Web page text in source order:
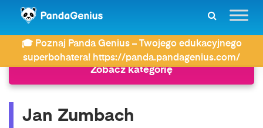
🎓 Poznaj Panda Genius – Twojego edukacyjnego
superbohatera! https://panda.pandagenius.com/
ZDAY Historia Jan Zumbach
Zobacz kategorię
Jan Zumbach